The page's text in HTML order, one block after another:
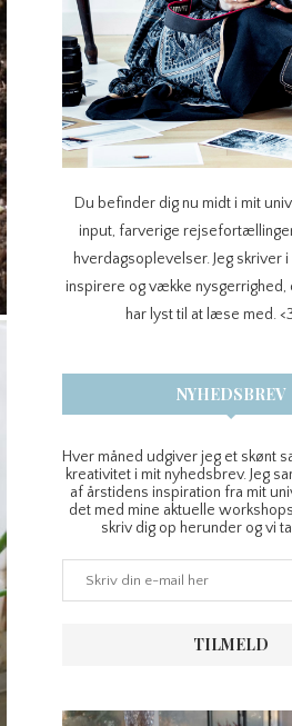
Du befinder dig nu midt i mit
input, farverige
hverdagsoplevelser. Jeg skriver
inspirere og vække nysgerrighed,
har lyst til at læse med.
NYHEDSBREV
Hver måned udgiver jeg et skønt
kreativitet i mit nyhedsbrev. Jeg
af årstidens inspiration fra mit
det med mine aktuelle
skriv dig op herunder og vi